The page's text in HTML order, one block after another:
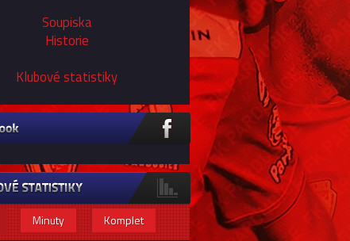
Soupiska
Historie
Klubové statistiky
Minuty Komplet